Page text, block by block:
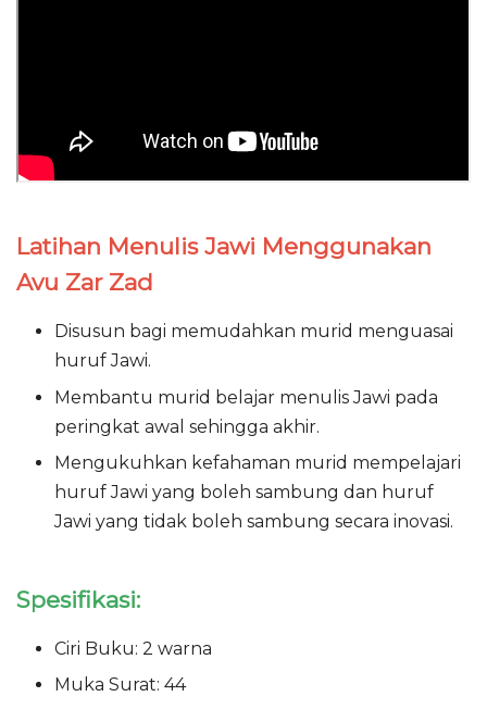
Latihan Menulis Jawi Menggunakan
Avu Zar Zad
Disusun bagi memudahkan murid menguasai
huruf Jawi.
Membantu murid belajar menulis Jawi pada
peringkat awal sehingga akhir.
Mengukuhkan kefahaman murid mempelajari
huruf Jawi yang boleh sambung dan huruf
Jawi yang tidak boleh sambung secara inovasi.
Spesifikasi:
Ciri Buku: 2 warna
Muka Surat: 44